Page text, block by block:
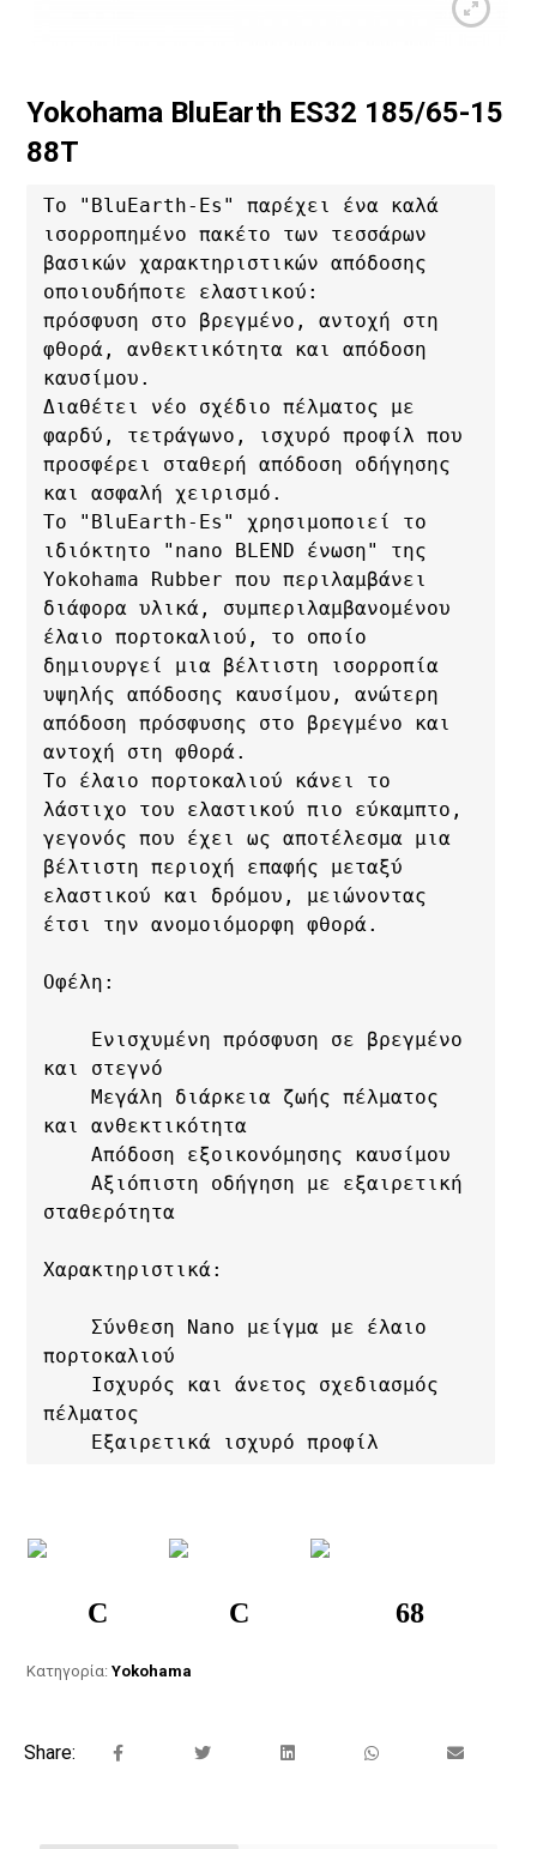
Yokohama BluEarth ES32 185/65-15
88T
Το "BluEarth-Es" παρέχει ένα καλά
ισορροπημένο πακέτο των τεσσάρων
βασικών χαρακτηριστικών απόδοσης
οποιουδήποτε ελαστικού:
πρόσφυση στο βρεγμένο, αντοχή στη
φθορά, ανθεκτικότητα και απόδοση
καυσίμου.
Διαθέτει νέο σχέδιο πέλματος με
φαρδύ, τετράγωνο, ισχυρό προφίλ που
προσφέρει σταθερή απόδοση οδήγησης
και ασφαλή χειρισμό.
Το "BluEarth-Es" χρησιμοποιεί το
ιδιόκτητο "nano BLEND ένωση" της
Yokohama Rubber που περιλαμβάνει
διάφορα υλικά, συμπεριλαμβανομένου
έλαιο πορτοκαλιού, το οποίο
δημιουργεί μια βέλτιστη ισορροπία
υψηλής απόδοσης καυσίμου, ανώτερη
απόδοση πρόσφυσης στο βρεγμένο και
αντοχή στη φθορά.
Το έλαιο πορτοκαλιού κάνει το
λάστιχο του ελαστικού πιο εύκαμπτο,
γεγονός που έχει ως αποτέλεσμα μια
βέλτιστη περιοχή επαφής μεταξύ
ελαστικού και δρόμου, μειώνοντας
έτσι την ανομοιόμορφη φθορά.
Οφέλη:
και στεγνό
    Μεγάλη διάρκεια ζωής πέλματος
και ανθεκτικότητα
    Απόδοση εξοικονόμησης καυσίμου
    Αξιόπιστη οδήγηση με εξαιρετική
σταθερότητα
Χαρακτηριστικά:
πορτοκαλιού
πέλματος
    Εξαιρετικά ισχυρό προφίλ
C C 68
Κατηγορία:Yokohama